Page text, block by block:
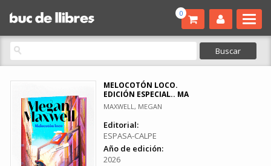
0
MELOCOTÓN LOCO.
EDICIÓN ESPECIAL.. MA
MAXWELL, MEGAN
Editorial:
ESPASA-CALPE
Año de edición:
2026